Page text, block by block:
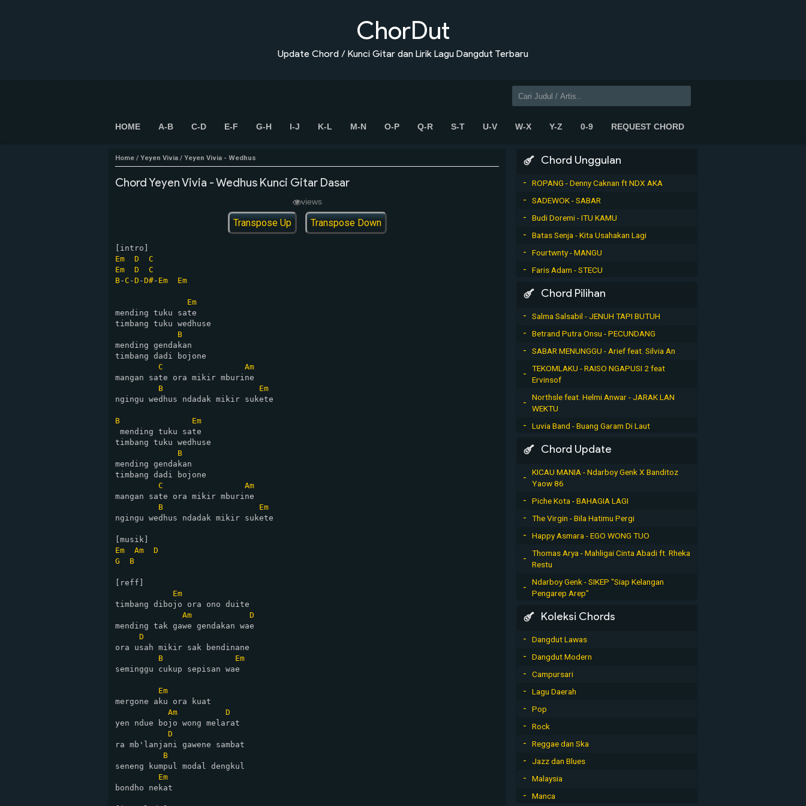
ChorDut
Update Chord / Kunci Gitar dan Lirik Lagu Dangdut Terbaru
HOME A-B C-D E-F G-H I-J K-L M-N O-P Q-R S-T U-V W-X Y-Z 0-9 REQUEST CHORD
Home / Yeyen Vivia / Yeyen Vivia - Wedhus
Chord Yeyen Vivia - Wedhus Kunci Gitar Dasar
views
Transpose Up Transpose Down
Em
D
C
Em
D
C
B-C -D -D#- Em Em
Em
mending tuku sate
timbang tuku wedhuse
B
mending gendakan
timbang dadi bojone
C
Am
mangan sate ora mikir mburine
B
Em
ngingu wedhus ndadak mikir sukete
B
Em
mending tuku sate
timbang tuku wedhuse
B
mending gendakan
timbang dadi bojone
C
Am
mangan sate ora mikir mburine
B
Em
ngingu wedhus ndadak mikir sukete
Em
Am
D
G
B
[reff]
Em
timbang dibojo ora ono duite
Am
D
mending tak gawe gendakan wae
D
ora usah mikir sak bendinane
B
Em
seminggu cukup sepisan wae
Em
mergone aku ora kuat
Am
D
yen ndue bojo wong melarat
D
ra mb'lanjani gawene sambat
B
seneng kumpul modal dengkul
Em
bondho nekat
Chord Unggulan
ROPANG - Denny Caknan ft NDX AKA
SADEWOK - SABAR
Budi Doremi - ITU KAMU
Batas Senja - Kita Usahakan Lagi
Fourtwnty - MANGU
Faris Adam - STECU
Chord Pilihan
Salma Salsabil - JENUH TAPI BUTUH
Betrand Putra Onsu - PECUNDANG
SABAR MENUNGGU - Arief feat. Silvia An
TEKOMLAKU - RAISO NGAPUSI 2 feat
Ervinsof
Northsle feat. Helmi Anwar - JARAK LAN
WEKTU
Luvia Band - Buang Garam Di Laut
Chord Update
KICAU MANIA - Ndarboy Genk X Banditoz
Yaow 86
Piche Kota - BAHAGIA LAGI
The Virgin - Bila Hatimu Pergi
Happy Asmara - EGO WONG TUO
Thomas Arya - Mahligai Cinta Abadi ft. Rheka
Restu
Ndarboy Genk - SIKEP "Siap Kelangan
Pengarep Arep"
Koleksi Chords
Dangdut Lawas
Dangdut Modern
Campursari
Lagu Daerah
Pop
Rock
Reggae dan Ska
Jazz dan Blues
Malaysia
Manca